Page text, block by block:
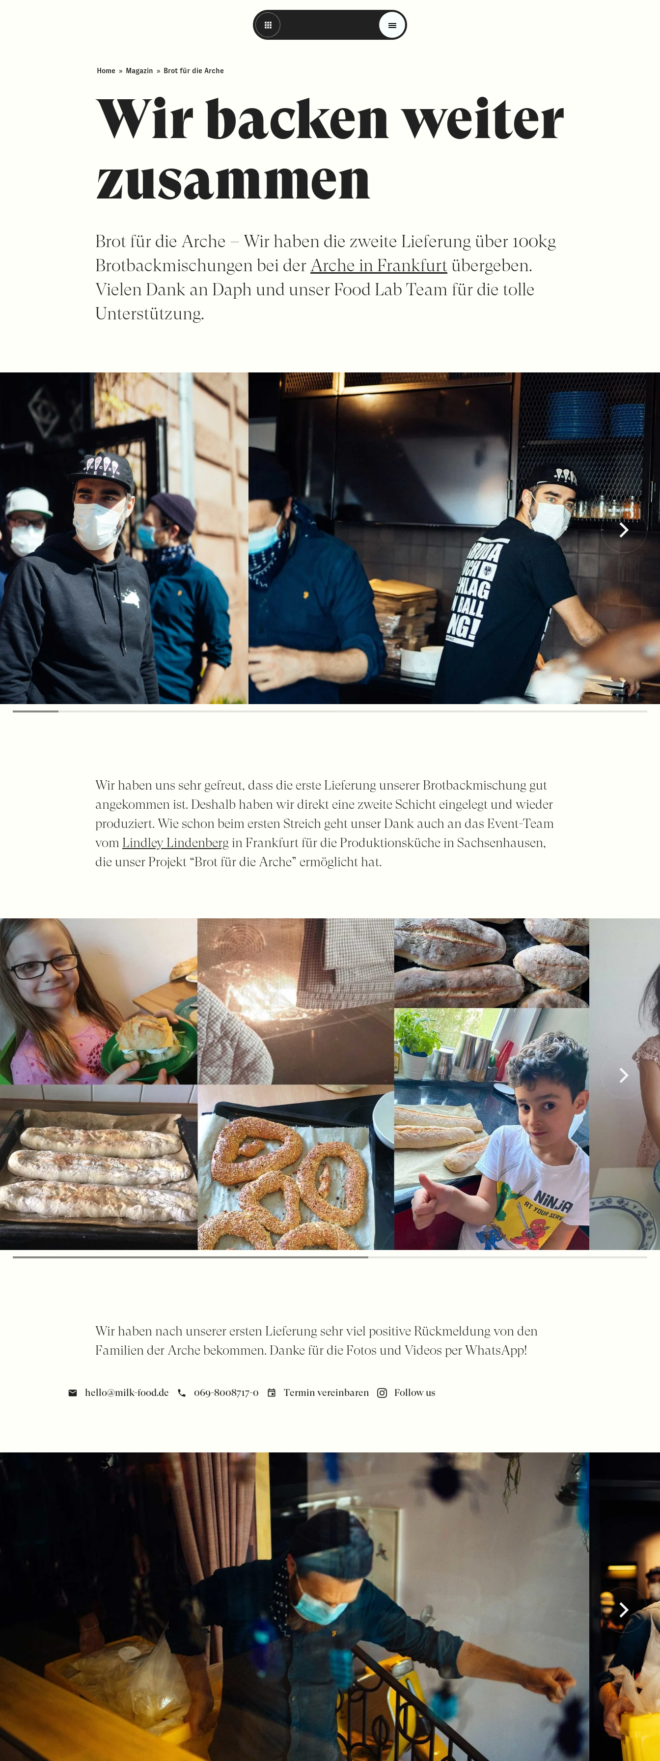
Trends
Materials
Home » Magazin » Brot für die Arche
Wir backen weiter
zusammen
Brot für die Arche – Wir haben die zweite Lieferung über 100kg
Brotbackmischungen bei der Arche in Frankfurtübergeben.
Vielen Dank an Daph und unser Food Lab Team für die tolle
Unterstützung.
Wir haben uns sehr gefreut, dass die erste Lieferung unserer Brotbackmischung gut
angekommen ist. Deshalb haben wir direkt eine zweite Schicht eingelegt und wieder
produziert. Wie schon beim ersten Streich geht unser Dank auch an das Event-Team
vom Lindley Lindenberg in Frankfurt für die Produktionsküche in Sachsenhausen,
die unser Projekt “Brot für die Arche” ermöglicht hat.
Wir haben nach unserer ersten Lieferung sehr viel positive Rückmeldung von den
Familien der Arche bekommen. Danke für die Fotos und Videos per WhatsApp!
hello@milk-food.de 069-8008717-0 Termin vereinbaren Follow us